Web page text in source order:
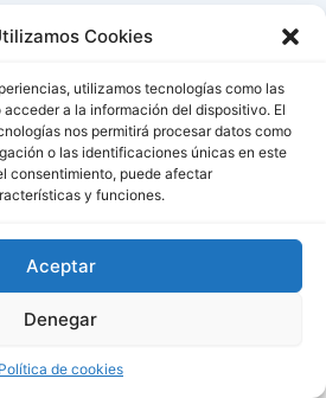
Cookies
utilizamos tecnologías como las
a la información del dispositivo. El
nos permitirá procesar datos como
o las identificaciones únicas en este
consentimiento, puede afectar
y funciones.
Aceptar
Denegar
Política de cookies
2026 San Miguel De Los Bancos |